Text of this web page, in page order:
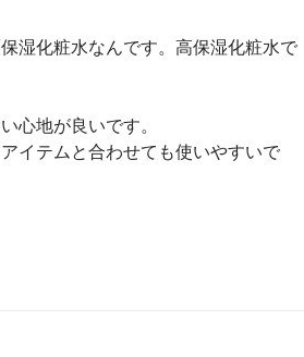
湿化粧水なんです。高保湿化粧水で
心地が良いです。
イテムと合わせても使いやすいで